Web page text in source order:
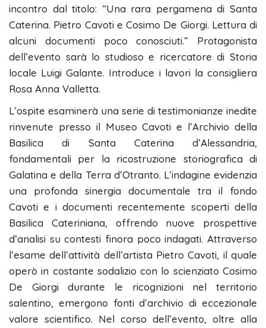
incontro dal titolo: “Una rara pergamena di Santa
Caterina. Pietro Cavoti e Cosimo De Giorgi. Lettura di
alcuni documenti poco conosciuti.” Protagonista
dell’evento sarà lo studioso e ricercatore di Storia
locale Luigi Galante. Introduce i lavori la consigliera
Rosa Anna Valletta.
L’ospite esaminerà una serie di testimonianze inedite
rinvenute presso il Museo Cavoti e l’Archivio della
Basilica di Santa Caterina d’Alessandria,
fondamentali per la ricostruzione storiografica di
Galatina e della Terra d’Otranto. L’indagine evidenzia
una profonda sinergia documentale tra il fondo
Cavoti e i documenti recentemente scoperti della
Basilica Cateriniana, offrendo nuove prospettive
d’analisi su contesti finora poco indagati. ​Attraverso
l’esame dell’attività dell’artista Pietro Cavoti, il quale
operò in costante sodalizio con lo scienziato Cosimo
De Giorgi durante le ricognizioni nel territorio
salentino, emergono fonti d’archivio di eccezionale
valore scientifico. Nel corso dell’evento, oltre alla